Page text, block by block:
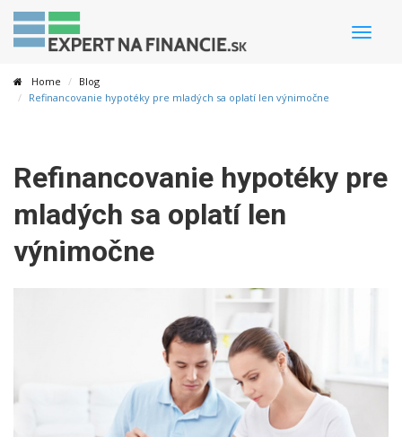
Toggle
Home
Blog
Refinancovanie hypotéky pre mladých sa oplatí len výnimočne
Refinancovanie hypotéky pre
mladých sa oplatí len
výnimočne